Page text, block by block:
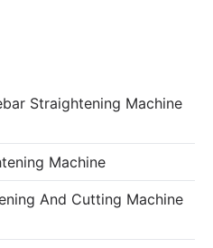
Straightening Machine
Machine
And Cutting Machine